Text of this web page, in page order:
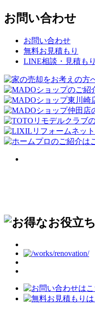
お問い合わせ
お問い合わせ
無料お見積もり
LINE相談・見積もり